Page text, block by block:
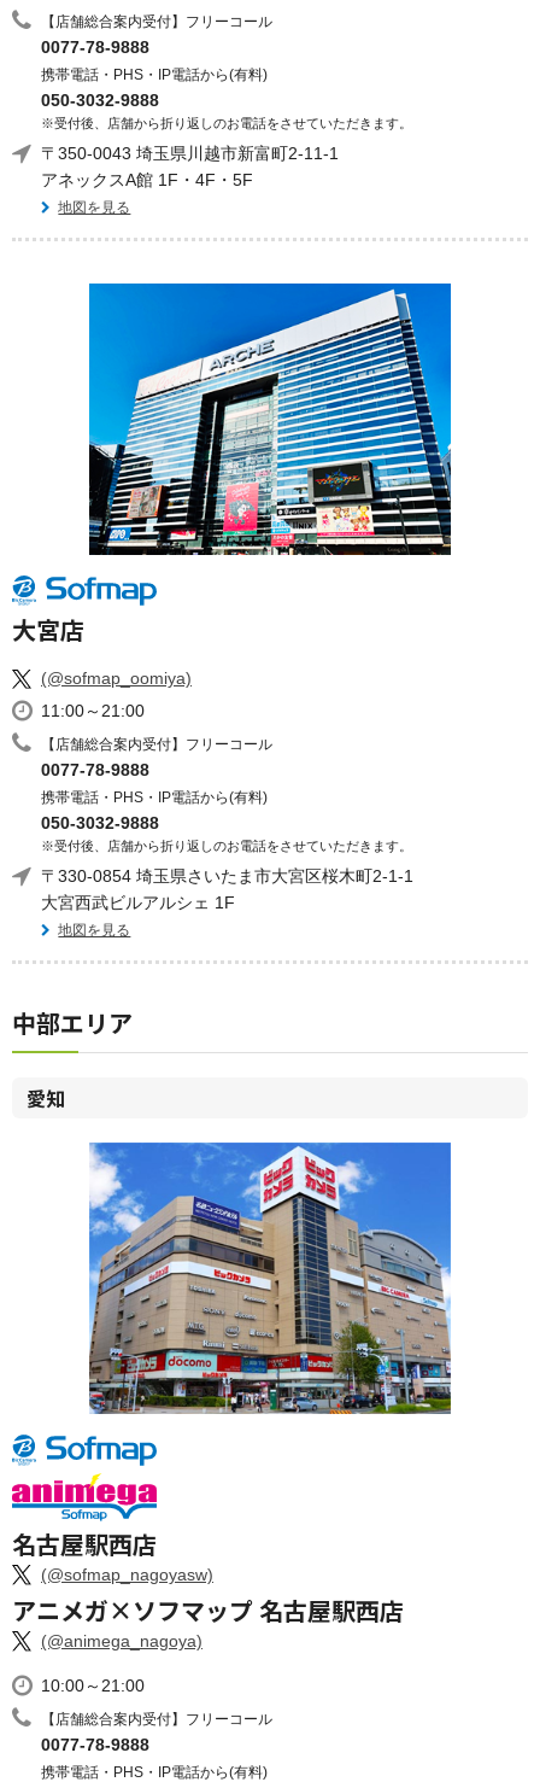
【店舗総合案内受付】フリーコール
0077-78-9888
携帯電話・PHS・IP電話から(有料)
050-3032-9888
※受付後、店舗から折り返しのお電話をさせていただきます。
〒350-0043 埼玉県川越市新富町2-11-1
アネックスA館 1F・4F・5F
地図を見る
大宮店
(@sofmap_oomiya)
11:00～21:00
【店舗総合案内受付】フリーコール
0077-78-9888
携帯電話・PHS・IP電話から(有料)
050-3032-9888
※受付後、店舗から折り返しのお電話をさせていただきます。
〒330-0854 埼玉県さいたま市大宮区桜木町2-1-1
大宮西武ビルアルシェ 1F
地図を見る
中部エリア
愛知
名古屋駅西店
(@sofmap_nagoyasw)
アニメガ×ソフマップ 名古屋駅西店
(@animega_nagoya)
10:00～21:00
【店舗総合案内受付】フリーコール
0077-78-9888
携帯電話・PHS・IP電話から(有料)